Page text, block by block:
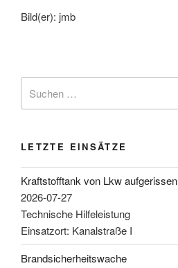
Bild(er): jmb
LETZTE EINSÄTZE
Kraftstofftank von Lkw aufgerissen
2026-07-27
Technische Hilfeleistung
Einsatzort: Kanalstraße I
Brandsicherheitswache